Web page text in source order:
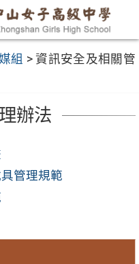
組 >資訊安全及相關管
辦法
管理規範